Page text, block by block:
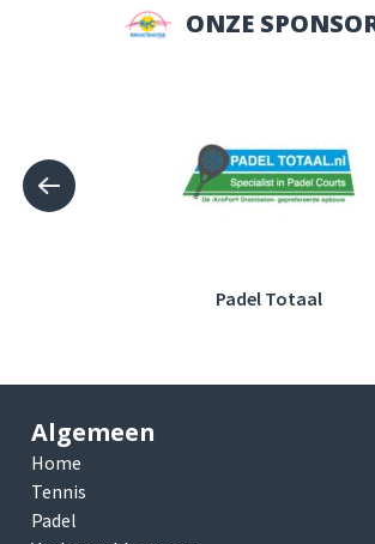
ONZE
Padel Totaal
Algemeen
Home
Tennis
Padel